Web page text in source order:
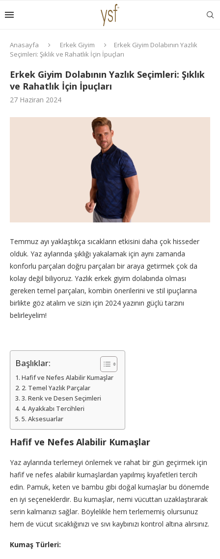
Anasayfa Erkek Giyim
Erkek Giyim Dolabının Yazlık
Seçimleri: Şıklık ve Rahatlık İçin İpuçları
Erkek Giyim Dolabının Yazlık Seçimleri: Şıklık
ve Rahatlık İçin İpuçları
27 Haziran 2024
Temmuz ayı yaklaştıkça sıcakların etkisini daha çok hisseder
olduk. Yaz aylarında şıklığı yakalamak için aynı zamanda
konforlu parçaları doğru parçaları bir araya getirmek çok da
kolay değil biliyoruz. Yazlık erkek giyim dolabında olması
gereken temel parçaları, kombin önerilerini ve stil ipuçlarına
birlikte göz atalım ve sizin için 2024 yazının güçlü tarzını
belirleyelim!
Başlıklar:
Hafif ve Nefes Alabilir Kumaşlar
2. Temel Yazlık Parçalar
3. Renk ve Desen Seçimleri
4. Ayakkabı Tercihleri
5. Aksesuarlar
Hafif ve Nefes Alabilir Kumaşlar
Yaz aylarında terlemeyi önlemek ve rahat bir gün geçirmek için
hafif ve nefes alabilir kumaşlardan yapılmış kıyafetleri tercih
edin. Pamuk, keten ve bambu gibi doğal kumaşlar bu dönemde
en iyi seçeneklerdir. Bu kumaşlar, nemi vücuttan uzaklaştırarak
serin kalmanızı sağlar. Böylelikle hem terlememiş olursunuz
hem de vücut sıcaklığınızı ve sıvı kaybınızı kontrol altına alırsınız.
Kumaş Türleri: